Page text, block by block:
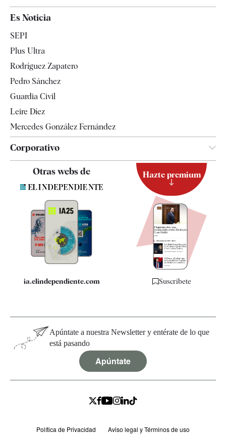
España
Televisión
Es Noticia
SEPI
Plus Ultra
Rodríguez Zapatero
Pedro Sánchez
Guardia Civil
Leire Díez
Mercedes González Fernández
Corporativo
Contacto
Quiénes somos
Especificaciones
Otras webs de
ia.elindependiente.com
Hazte premium
Suscríbete
Apúntate a nuestra Newsletter y entérate de lo que
está pasando
Apúntate
Política de Privacidad Aviso legal y Términos de uso